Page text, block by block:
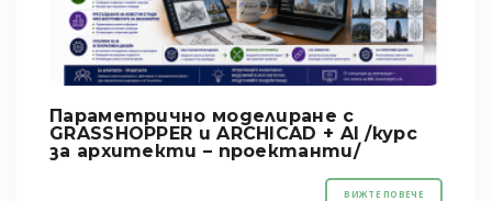
Параметрично моделиране с
GRASSHOPPER и ARCHICAD + AI /курс
за архитекти – проектанти/
ВИЖТЕ ПОВЕЧЕ